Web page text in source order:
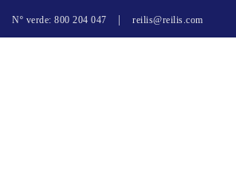
Nº verde: 800 204 047 reilis@reilis.com